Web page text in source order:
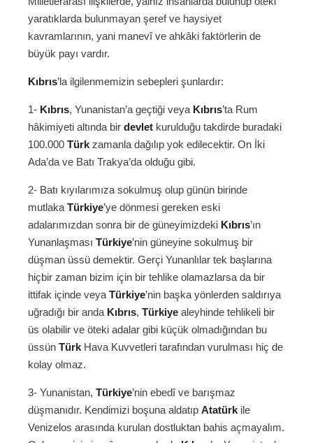
yaratıklarda bulunmayan şeref ve haysiyet
kavramlarının, yani manevî ve ahkâki faktörlerin de
büyük payı vardır.
Kıbrıs’la ilgilenmemizin sebepleri şunlardır:
1- Kıbrıs, Yunanistan’a geçtiği veya Kıbrıs’ta Rum
hâkimiyeti altında bir devlet kurulduğu takdirde buradaki
100.000 Türk zamanla dağılıp yok edilecektir. On İki
Ada’da ve Batı Trakya’da olduğu gibi.
2- Batı kıyılarımıza sokulmuş olup günün birinde
mutlaka Türkiye’ye dönmesi gereken eski
adalarımızdan sonra bir de güneyimizdeki Kıbrıs’ın
Yunanlaşması Türkiye’nin güneyine sokulmuş bir
düşman üssü demektir. Gerçi Yunanlılar tek başlarına
hiçbir zaman bizim için bir tehlike olamazlarsa da bir
ittifak içinde veya Türkiye’nin başka yönlerden saldırıya
uğradığı bir anda Kıbrıs, Türkiye aleyhinde tehlikeli bir
üs olabilir ve öteki adalar gibi küçük olmadığından bu
üssün Türk Hava Kuvvetleri tarafından vurulması hiç de
kolay olmaz.
3- Yunanistan, Türkiye’nin ebedî ve barışmaz
düşmanıdır. Kendimizi boşuna aldatıp Atatürk ile
Venizelos arasında kurulan dostluktan bahis açmayalım.